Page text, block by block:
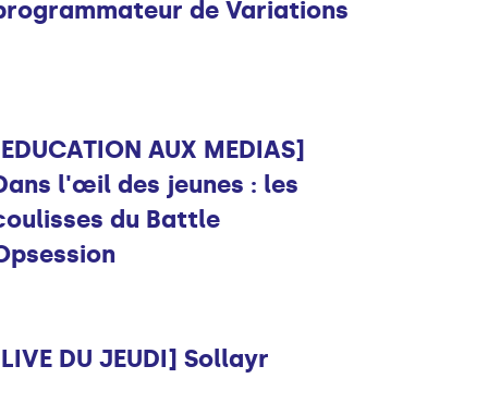
de Variations
AUX MEDIAS]
l'œil des jeunes : les
du Battle
DU JEUDI] Sollayr